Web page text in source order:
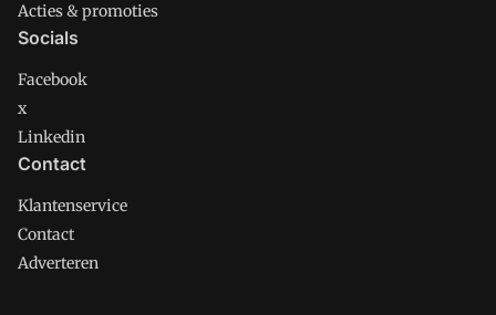
Acties & promoties
Socials
Facebook
x
Linkedin
Contact
Klantenservice
Contact
Adverteren